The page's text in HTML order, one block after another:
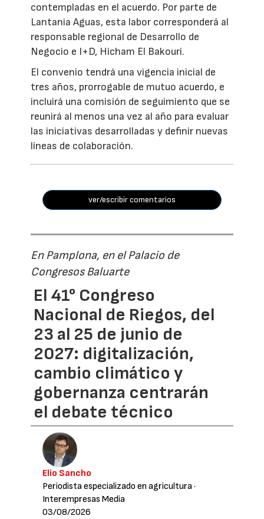
contempladas en el acuerdo. Por parte de
Lantania Aguas, esta labor corresponderá al
responsable regional de Desarrollo de
Negocio e I+D, Hicham El Bakouri.
El convenio tendrá una vigencia inicial de
tres años, prorrogable de mutuo acuerdo, e
incluirá una comisión de seguimiento que se
reunirá al menos una vez al año para evaluar
las iniciativas desarrolladas y definir nuevas
líneas de colaboración.
ver/escribir comentarios
En Pamplona, en el Palacio de
Congresos Baluarte
El 41° Congreso
Nacional de Riegos, del
23 al 25 de junio de
2027: digitalización,
cambio climático y
gobernanza centrarán
el debate técnico
Elio Sancho
Periodista especializado en agricultura·
Interempresas Media
03/08/2026